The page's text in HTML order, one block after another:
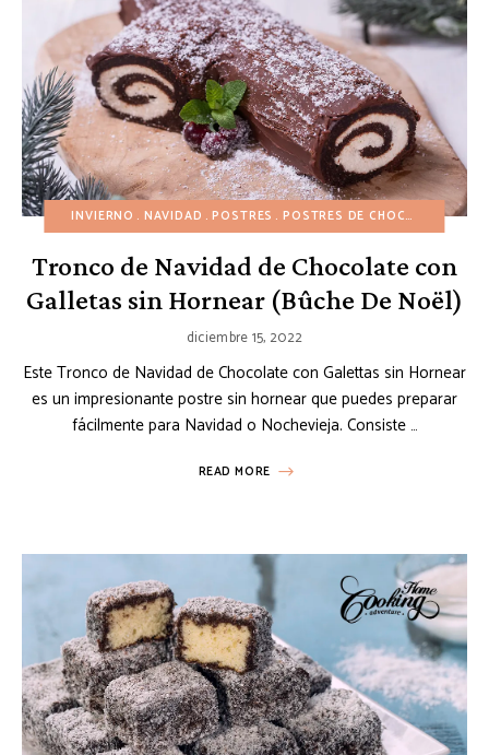
INVIERNO NAVIDAD POSTRES POSTRES DE CHOCOLATE
Tronco de Navidad de Chocolate con
Galletas sin Hornear (Bûche De Noël)
diciembre 15, 2022
Este Tronco de Navidad de Chocolate con Galettas sin Hornear
es un impresionante postre sin hornear que puedes preparar
fácilmente para Navidad o Nochevieja. Consiste …
READ MORE